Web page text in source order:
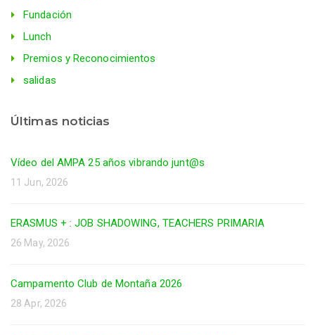
Fundación
Lunch
Premios y Reconocimientos
salidas
Últimas noticias
Vídeo del AMPA 25 años vibrando junt@s
11 Jun, 2026
ERASMUS + : JOB SHADOWING, TEACHERS PRIMARIA
26 May, 2026
Campamento Club de Montaña 2026
28 Apr, 2026